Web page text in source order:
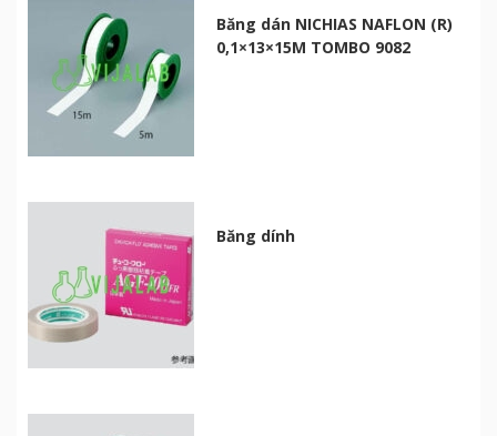
Băng dán NICHIAS NAFLON (R)
0,1×13×15M TOMBO 9082
Băng dính